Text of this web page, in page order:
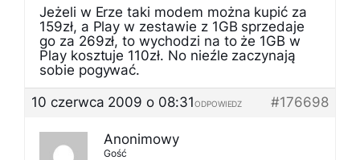
Jeżeli w Erze taki modem można kupić za
159zł, a Play w zestawie z 1GB sprzedaje
go za 269zł, to wychodzi na to że 1GB w
Play kosztuje 110zł. No nieźle zaczynają
sobie pogywać.
10 czerwca 2009 o 08:31
#176698
ODPOWIEDZ
Anonimowy
Gość